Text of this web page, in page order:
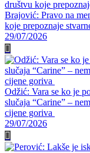
Brajović: Pravo na
koje prepoznaje
29/07/2026
Odžić: Vara se ko je
slučaja “Carine” –
cijene goriva
29/07/2026